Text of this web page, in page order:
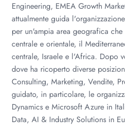
Engineering, EMEA Growth
attualmente guida
per un'ampia area geografica
centrale e orientale, il
centrale, Israele e l'Africa. Dopo
dove ha ricoperto diverse
Consulting, Marketing, Vendite,
guidato, in particolare, le
Dynamics e Microsoft Azure in
Data, AI & Industry Solutions in